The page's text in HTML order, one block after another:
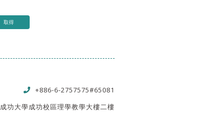
取得
+886-6-2757575#65081
成功大學成功校區理學教學大樓二樓